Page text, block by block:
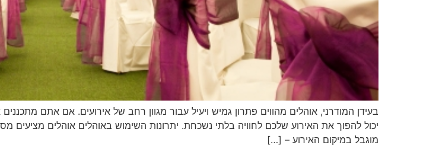
בעידן המודרני, אוהלים מהווים פתרון גמיש ויעיל עבור מגוון רחב של אירועים. אם אתם
יכול להפוך את האירוע שלכם לחוויה בלתי נשכחת. יתרונות השימוש באוהלים אוהלים
מוגבל במיקום האירוע – […]